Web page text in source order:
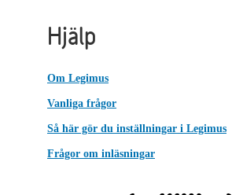
Hjälp
Om Legimus
Vanliga frågor
Så här gör du inställningar i Legimus
Frågor om inläsningar